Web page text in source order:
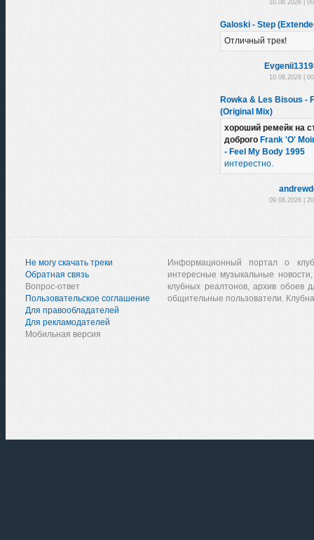
10.08.2026 |
Galoski - Step
Отличный трек!
10.08.2026 |
Rowka & Les Bisous -
(Original Mix)
хороший ремейк на
доброго Frank 'O'
- Feel My Body 1995
интерестно.
09.08.2026 |
Не могу скачать треки
Обратная связь
Вопрос-ответ
Пользовательское соглашение
Для правообладателей
Для рекламодателей
Мобильная версия
Информационный портал о
интересные музыкальные
клубных реалтонов, архив обоев
общительные пользователи.